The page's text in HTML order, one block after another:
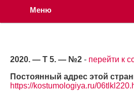
Меню
2020. — Т 5. — №2 - перейти к
Постоянный адрес этой
https://kostumologiya.ru/